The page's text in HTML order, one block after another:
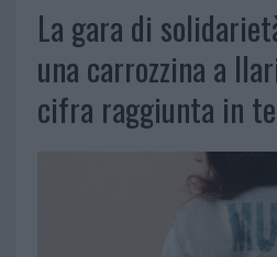
La gara di
una carrozzina a
cifra raggiunta in